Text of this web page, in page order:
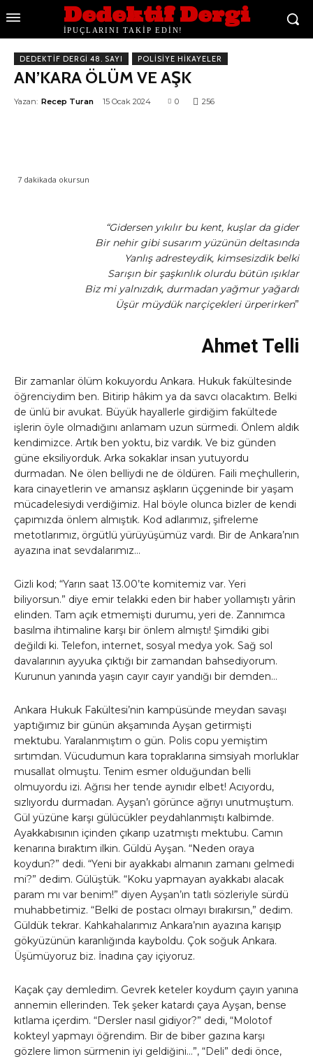
Dedektif Dergi
İPUÇLARINI TAKİP EDİN!
DEDEKTIF DERGI 48. SAYI POLISIYE HIKAYELER
AN’KARA ÖLÜM VE AŞK
Yazan: Recep Turan 15 Ocak 2024 0 256
7 dakikada okursun
“Gidersen yıkılır bu kent, kuşlar da gider
Bir nehir gibi susarım yüzünün deltasında
Yanlış adresteydik, kimsesizdik belki
Sarışın bir şaşkınlık olurdu bütün ışıklar
Biz mi yalnızdık, durmadan yağmur yağardı
Üşür müydük narçiçekleri ürperirken”
Ahmet Telli
Bir zamanlar ölüm kokuyordu Ankara. Hukuk fakültesinde
öğrenciydim ben. Bitirip hâkim ya da savcı olacaktım. Belki
de ünlü bir avukat. Büyük hayallerle girdiğim fakültede
işlerin öyle olmadığını anlamam uzun sürmedi. Önlem aldık
kendimizce. Artık ben yoktu, biz vardık. Ve biz günden
güne eksiliyorduk. Arka sokaklar insan yutuyordu
durmadan. Ne ölen belliydi ne de öldüren. Faili meçhullerin,
kara cinayetlerin ve amansız aşkların üçgeninde bir yaşam
mücadelesiydi verdiğimiz. Hal böyle olunca bizler de kendi
çapımızda önlem almıştık. Kod adlarımız, şifreleme
metotlarımız, örgütlü yürüyüşümüz vardı. Bir de Ankara’nın
ayazına inat sevdalarımız…
Gizli kod; “Yarın saat 13.00’te komitemiz var. Yeri
biliyorsun.” diye emir telakki eden bir haber yollamıştı yârin
elinden. Tam açık etmemişti durumu, yeri de. Zannımca
basılma ihtimaline karşı bir önlem almıştı! Şimdiki gibi
değildi ki. Telefon, internet, sosyal medya yok. Sağ sol
davalarının ayyuka çıktığı bir zamandan bahsediyorum.
Kurunun yanında yaşın cayır cayır yandığı bir demden…
Ankara Hukuk Fakültesi’nin kampüsünde meydan savaşı
yaptığımız bir günün akşamında Ayşan getirmişti
mektubu. Yaralanmıştım o gün. Polis copu yemiştim
sırtımdan. Vücudumun kara topraklarına simsiyah morluklar
musallat olmuştu. Tenim esmer olduğundan belli
olmuyordu izi. Ağrısı her tende aynıdır elbet! Acıyordu,
sızlıyordu durmadan. Ayşan’ı görünce ağrıyı unutmuştum.
Gül yüzüne karşı gülücükler peydahlanmıştı kalbimde.
Ayakkabısının içinden çıkarıp uzatmıştı mektubu. Camın
kenarına bıraktım ilkin. Güldü Ayşan. “Neden oraya
koydun?” dedi. “Yeni bir ayakkabı almanın zamanı gelmedi
mi?” dedim. Gülüştük. “Koku yapmayan ayakkabı alacak
param mı var benim!” diyen Ayşan’ın tatlı sözleriyle sürdü
muhabbetimiz. “Belki de postacı olmayı bırakırsın,” dedim.
Güldük tekrar. Kahkahalarımız Ankara’nın ayazına karışıp
gökyüzünün karanlığında kayboldu. Çok soğuk Ankara.
Üşümüyoruz biz. İnadına çay içiyoruz.
Kaçak çay demledim. Gevrek keteler koydum çayın yanına
annemin ellerinden. Tek şeker katardı çaya Ayşan, bense
kıtlama içerdim. “Dersler nasıl gidiyor?” dedi, “Molotof
kokteyl yapmayı öğrendim. Bir de biber gazına karşı
gözlere limon sürmenin iyi geldiğini…”, “Deli” dedi önce,